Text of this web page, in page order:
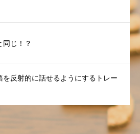
同じ！？
を反射的に話せるようにするトレー